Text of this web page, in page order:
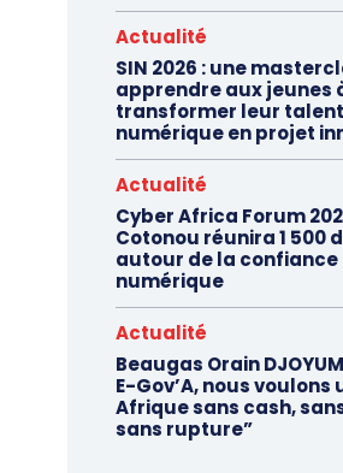
Actualité
SIN 2026 : une
apprendre aux jeunes
transformer leur talent
numérique en projet
Actualité
Cyber Africa Forum
Cotonou réunira 1 500
autour de la confiance
numérique
Actualité
Beaugas Orain
E-Gov’A, nous voulons
Afrique sans cash,
sans rupture”